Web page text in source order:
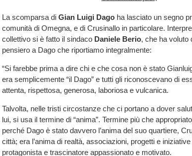
La scomparsa di Gian Luigi Dago ha lasciato un segno
comunità di Omegna, e di Crusinallo in particolare.
collettivo si è fatto il sindaco Daniele Berio, che ha voluto
pensiero a Dago che riportiamo integralmente:
“Si farebbe prima a dire chi e che cosa non è stato
era semplicemente “il Dago” e tutti gli riconoscevano di
attenta, rispettosa, generosa, laboriosa e vulcanica.
Talvolta, nelle tristi circostanze che ci portano a dover
lui, si usa il termine di “anima”. Termine più che
perché Dago è stato davvero l’anima del suo quartiere,
città; era l’anima di realtà, associazioni, progetti e
protagonista e trascinatore appassionato e motivato.